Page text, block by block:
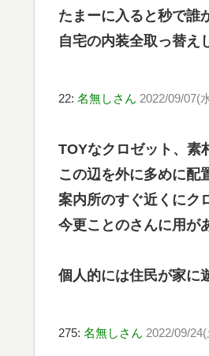
たまーに入ると秒で誰
自宅の内装全取っ替え
22: 名無しさん 2022/09/07(
TOYなクロゼット、素
この辺を外に多めに配
案内所のすぐ近くにク
今更ことのさんに用が
個人的には住民が家に
275: 名無しさん 2022/09/